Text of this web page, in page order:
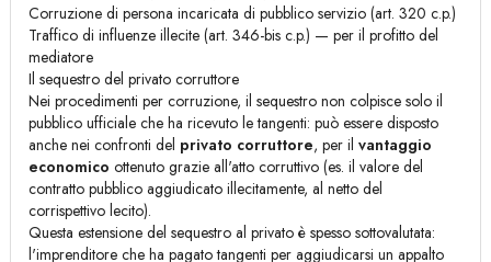
Corruzione di persona incaricata di pubblico servizio (art. 320 c.p.)
Traffico di influenze illecite (art. 346-bis c.p.) — per il profitto del
mediatore
Il sequestro del privato corruttore
Nei procedimenti per corruzione, il sequestro non colpisce solo il
pubblico ufficiale che ha ricevuto le tangenti: può essere disposto
anche nei confronti del privato corruttore, per il vantaggio
economico ottenuto grazie all'atto corruttivo (es. il valore del
contratto pubblico aggiudicato illecitamente, al netto del
corrispettivo lecito).
Questa estensione del sequestro al privato è spesso sottovalutata:
l'imprenditore che ha pagato tangenti per aggiudicarsi un appalto